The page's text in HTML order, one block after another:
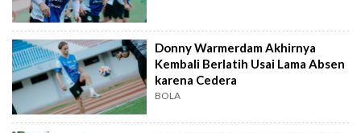
Donny Warmerdam Akhirnya
Kembali Berlatih Usai Lama Absen
karena Cedera
BOLA